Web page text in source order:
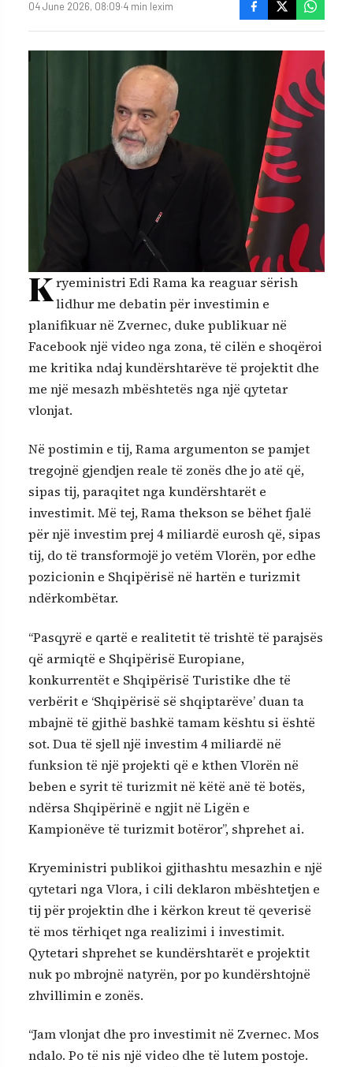
04 June 2026, 08:09·4 min lexim
Kryeministri Edi Rama ka reaguar sërish
lidhur me debatin për investimin e
planifikuar në Zvernec, duke publikuar në
Facebook një video nga zona, të cilën e shoqëroi
me kritika ndaj kundërshtarëve të projektit dhe
me një mesazh mbështetës nga një qytetar
vlonjat.
Në postimin e tij, Rama argumenton se pamjet
tregojnë gjendjen reale të zonës dhe jo atë që,
sipas tij, paraqitet nga kundërshtarët e
investimit. Më tej, Rama thekson se bëhet fjalë
për një investim prej 4 miliardë eurosh që, sipas
tij, do të transformojë jo vetëm Vlorën, por edhe
pozicionin e Shqipërisë në hartën e turizmit
ndërkombëtar.
“Pasqyrë e qartë e realitetit të trishtë të parajsës
që armiqtë e Shqipërisë Europiane,
konkurrentët e Shqipërisë Turistike dhe të
verbërit e ‘Shqipërisë së shqiptarëve’ duan ta
mbajnë të gjithë bashkë tamam kështu si është
sot. Dua të sjell një investim 4 miliardë në
funksion të një projekti që e kthen Vlorën në
beben e syrit të turizmit në këtë anë të botës,
ndërsa Shqipërinë e ngjit në Ligën e
Kampionëve të turizmit botëror”, shprehet ai.
Kryeministri publikoi gjithashtu mesazhin e një
qytetari nga Vlora, i cili deklaron mbështetjen e
tij për projektin dhe i kërkon kreut të qeverisë
të mos tërhiqet nga realizimi i investimit.
Qytetari shprehet se kundërshtarët e projektit
nuk po mbrojnë natyrën, por po kundërshtojnë
zhvillimin e zonës.
“Jam vlonjat dhe pro investimit në Zvernec. Mos
ndalo. Po të nis një video dhe të lutem postoje.